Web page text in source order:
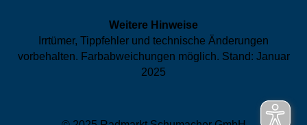
Weitere Hinweise
Irrtümer, Tippfehler und technische Änderungen
vorbehalten. Farbabweichungen möglich. Stand: Januar
2025